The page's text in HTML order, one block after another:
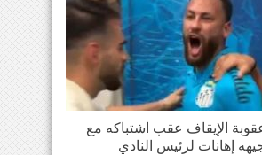
الإيقاف عقب اشتباكه مع
إهانات لرئيس النادي